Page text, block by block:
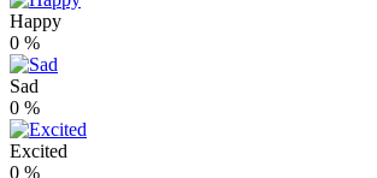
Happy
0 %
Sad
0 %
Excited
0 %